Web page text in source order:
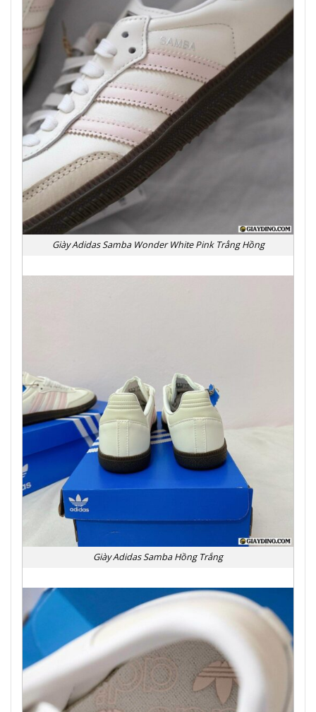
Giày Adidas Samba Wonder White Pink Trẳng Hồng
Giày Adidas Samba Hồng Trắng